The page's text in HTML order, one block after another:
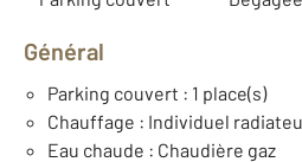
Général
Parking couvert : 1 place(s)
Chauffage : Individuel
Eau chaude : Chaudière gaz